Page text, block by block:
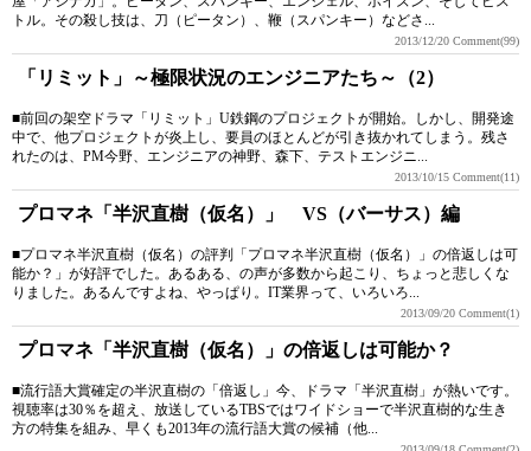
トル。その殺し技は、刀（ピータン）、鞭（スパンキー）などさ...
2013/12/20 Comment(99)
「リミット」～極限状況のエンジニアたち～（2）
■前回の架空ドラマ「リミット」U鉄鋼のプロジェクトが開始。しかし、開発途
中で、他プロジェクトが炎上し、要員のほとんどが引き抜かれてしまう。残さ
れたのは、PM今野、エンジニアの神野、森下、テストエンジニ...
2013/10/15 Comment(11)
プロマネ「半沢直樹（仮名）」 VS（バーサス）編
■プロマネ半沢直樹（仮名）の評判「プロマネ半沢直樹（仮名）」の倍返しは可
能か？」が好評でした。あるある、の声が多数から起こり、ちょっと悲しくな
りました。あるんですよね、やっぱり。IT業界って、いろいろ...
2013/09/20 Comment(1)
プロマネ「半沢直樹（仮名）」の倍返しは可能か？
■流行語大賞確定の半沢直樹の「倍返し」今、ドラマ「半沢直樹」が熱いです。
視聴率は30％を超え、放送しているTBSではワイドショーで半沢直樹的な生き
方の特集を組み、早くも2013年の流行語大賞の候補（他...